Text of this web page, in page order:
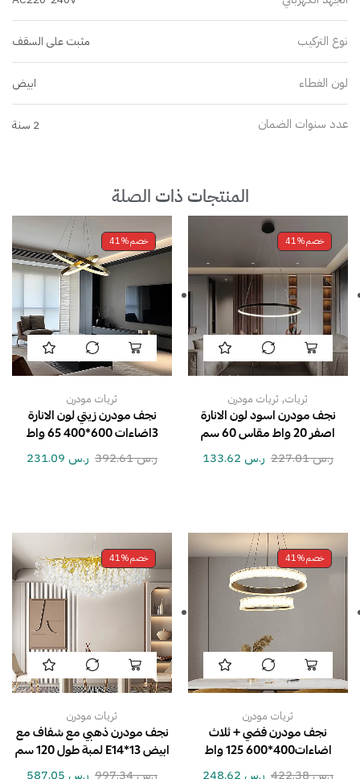
نوع التركيب مثبت على السقف
لون الغطاء ابيض
عدد سنوات الضمان 2 سنة
المنتجات ذات الصلة
خصم41%
ثريات, ثريات مودرن
نجف مودرن اسود لون الانارة
اصفر 20 واط مقاس 60 سم
ر.س227.01 ر.س
خصم41%
ثريات مودرن
نجف مودرن زيتي لون الانارة
3اضاءات 600*400 65 واط
ر.س392.61 ر.س
خصم41%
ثريات مودرن
نجف مودرن فضي + ثلاث
اضاءات400*600 125 واط
ر.س422.38 ر.س
خصم41%
ثريات مودرن
نجف مودرن ذهبي مع شفاف مع
ابيض E14*13 لمبة طول 120 سم
ر.س997.34 ر.س